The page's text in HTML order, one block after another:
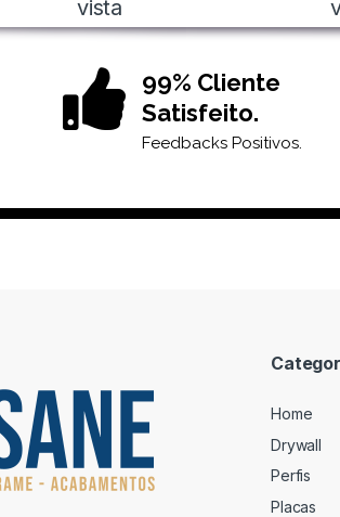
vista
99% Cliente
Satisfeito.
Feedbacks Positivos.
Home
Drywall
Perfis
Placas